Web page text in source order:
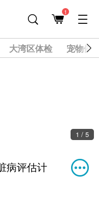
1
大湾区体检 宠物健
2 / 5
病评估计